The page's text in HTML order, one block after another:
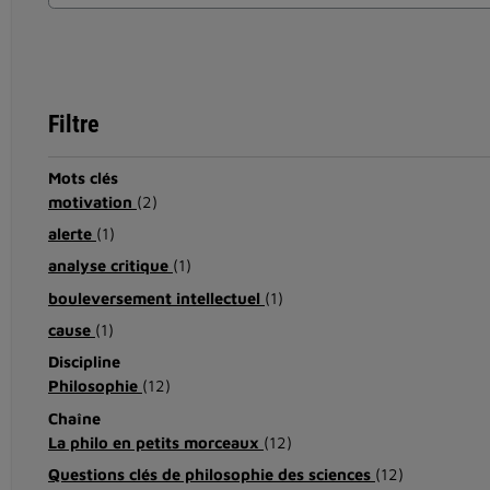
Filtre
Mots clés
motivation (2)
alerte (1)
analyse critique (1)
bouleversement intellectuel (1)
cause (1)
Discipline
Philosophie (12)
Chaîne
La philo en petits morceaux (12)
Questions clés de philosophie des sciences (12)